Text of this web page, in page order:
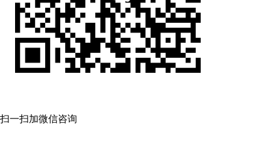
扫一扫加微信咨询